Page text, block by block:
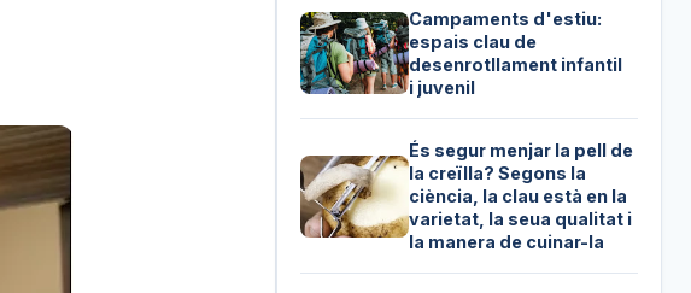
Campaments d'estiu:
espais clau de
desenrotllament infantil
i juvenil
És segur menjar la pell de
la creïlla? Segons la
ciència, la clau està en la
varietat, la seua qualitat i
la manera de cuinar-la